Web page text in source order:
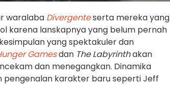
waralaba Divergenteserta mereka yang
karena lanskapnya yang belum pernah
yang spektakuler dan
Gamesdan The Labyrinthakan
dan menegangkan. Dinamika
pengenalan karakter baru seperti Jeff